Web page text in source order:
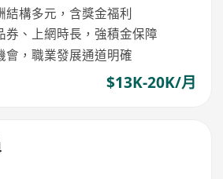
結構多元，含獎金福利
券、上網時長，強積金保障
會，職業發展通道明確
$13K-20K/月